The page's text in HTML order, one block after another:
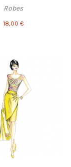
Robes
18,00 €